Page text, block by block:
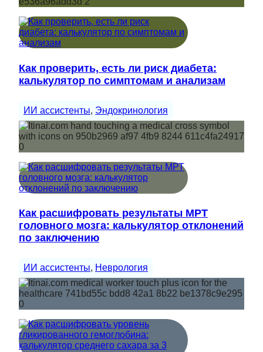
Как проверить, есть ли риск диабета:
калькулятор по симптомам и анализам
ИИ ассистенты, Эндокринология
Как расшифровать результаты МРТ
головного мозга: калькулятор отклонений
по заключению
ИИ ассистенты, Неврология